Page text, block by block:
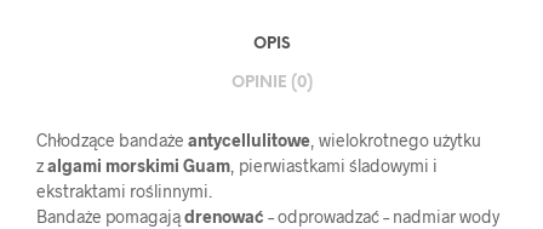
OPIS
OPINIE (0)
Chłodzące bandaże antycellulitowe , wielokrotnego użytku
zalgami morskimi Guam , pierwiastkami śladowymi i
ekstraktami roślinnymi.
Bandaże pomagajądrenować – odprowadzać – nadmiar wody